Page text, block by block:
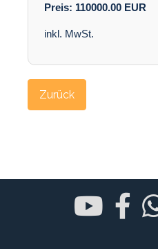
Preis: 110000.00EUR
inkl. MwSt.
Zurück